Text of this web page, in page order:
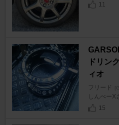
11
ドリン
ィオ
フリード
しんべーX
15